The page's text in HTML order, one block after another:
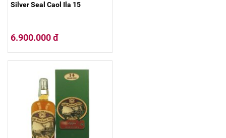
Silver Seal Caol Ila 15
6.900.000 đ